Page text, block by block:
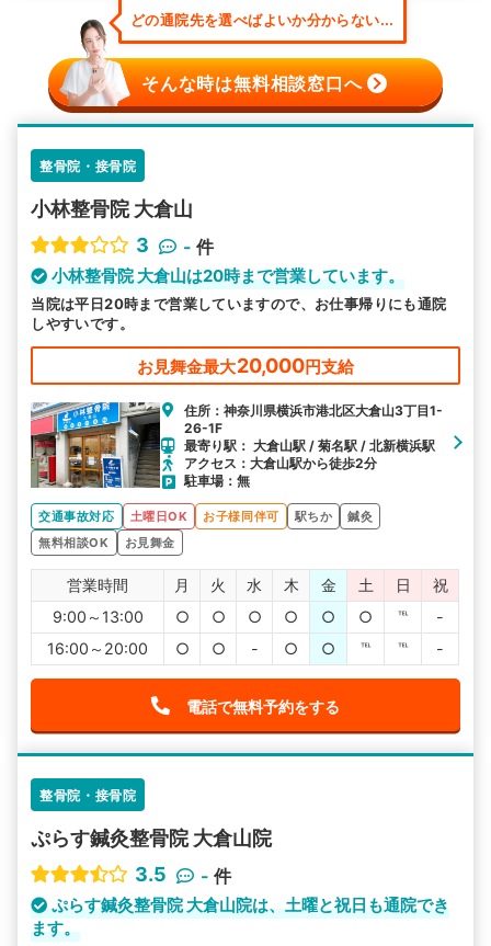
どの通院先を選べばよいか分からない...
そんな時は無料相談窓口へ
整骨院・接骨院
小林整骨院 大倉山
3
- 件
小林整骨院 大倉山は20時まで営業しています。
当院は平日20時まで営業していますので、お仕事帰りにも通院
しやすいです。
お見舞金最大20,000円支給
住所：神奈川県横浜市港北区大倉山3丁目1-
26-1F
最寄り駅： 大倉山駅 / 菊名駅 / 北新横浜駅
アクセス：大倉山駅から徒歩2分
駐車場：無
交通事故対応 土曜日OK お子様同伴可 駅ちか
鍼灸
無料相談OK
お見舞金
営業時間 月 火 水 木 金 土 日
祝
9:00～13:00
○ ○ ○ ○ ○ ○ ℡
-
16:00～20:00
○ ○ - ○ ○ ℡ ℡ -
電話で無料予約をする
整骨院・接骨院
ぷらす鍼灸整骨院 大倉山院
3.5
- 件
ぷらす鍼灸整骨院 大倉山院は、土曜と祝日も通院でき
ます。